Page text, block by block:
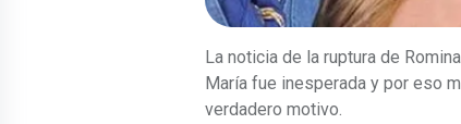
La noticia de la ruptura de
María fue inesperada y por eso
verdadero motivo.